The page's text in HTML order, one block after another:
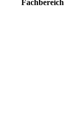
Fachbereich